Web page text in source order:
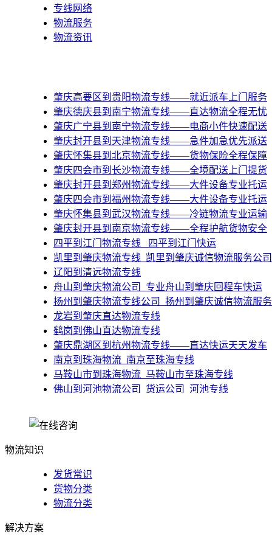
专线网络
物流服务
物流资讯
肇庆高要区到贵阳物流专线——就近派车上门服务
肇庆德庆县到南宁物流专线——直达物流全程无忧
肇庆广宁县到南宁物流专线——电商小件快速配送
肇庆封开县到天津物流专线——急件加急优先派送
肇庆怀集县到北京物流专线——货物保险全程保障
肇庆四会市到长沙物流专线——全境配送上门提货
肇庆封开县到郑州物流专线——大件设备专业托运
肇庆四会市到福州物流专线——大件设备专业托运
肇庆怀集县到武汉物流专线——冷链物流专业运输
肇庆封开县到南京物流专线——全程护航货物安全
四平到江门物流专线_ 四平到江门快运
凯里到肇庆物流专线_凯里到肇庆诚信物流服务公司
辽阳到清远物流专线
​舟山到肇庆物流公司_专业舟山到肇庆回程车快运
扬州到肇庆物流专线公司_扬州到肇庆诚信物流服务
龙岩到肇庆直达物流专线
鹤岗到佛山直达物流专线
肇庆鼎湖区到杭州物流专线——直达快运天天发车
​南京到珠海物流_南京至珠海专线
​马鞍山市到珠海物流_马鞍山市至珠海专线
佛山到河池物流公司_货运公司_河池专线
物流知识
发货常识
货物分类
物流分类
解决方案